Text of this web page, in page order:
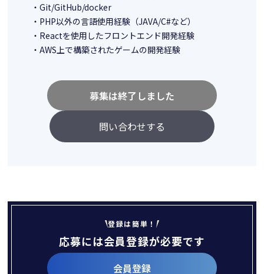
・Git/GitHub/docker
・PHP以外の言語使用経験（JAVA/C#など）
・Reactを使用したフロントエンド開発経験
・AWS上で構築されたゲームの開発経験
問い合わせする
募集は終了しました
登録は簡単！
応募には会員登録が必要です
会員登録